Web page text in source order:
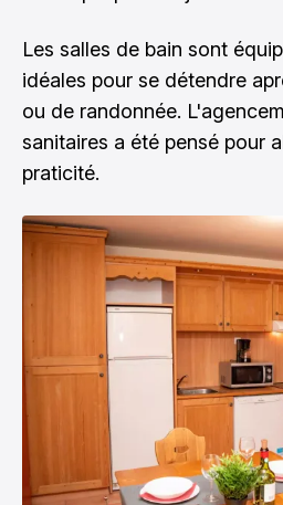
Les salles de bain sont
idéales pour se détendre
ou de randonnée.
sanitaires a été pensé pour
praticité.